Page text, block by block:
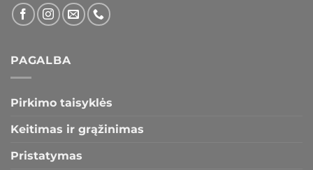
PAGALBA
Pirkimo taisyklės
Keitimas ir grąžinimas
Pristatymas